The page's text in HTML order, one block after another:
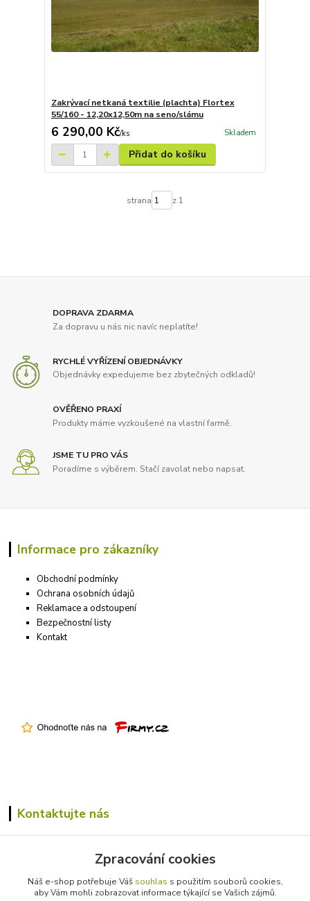
Zakrývací netkaná textilie (plachta) Flortex
55/160 - 12,20x12,50m na seno/slámu
6 290,00 Kč/ks Skladem
Přidat do košíku
strana z 1
DOPRAVA ZDARMA
Za dopravu u nás nic navíc neplatíte!
RYCHLÉ VYŘÍZENÍ OBJEDNÁVKY
Objednávky expedujeme bez zbytečných odkladů!
OVĚŘENO PRAXÍ
Produkty máme vyzkoušené na vlastní farmě.
JSME TU PRO VÁS
Poradíme s výběrem. Stačí zavolat nebo napsat.
Informace pro zákazníky
Obchodní podmínky
Ochrana osobních údajů
Reklamace a odstoupení
Bezpečnostní listy
Kontakt
Kontaktujte nás
Zpracování cookies
Náš e-shop potřebuje Váš souhlas s použitím souborů cookies,
aby Vám mohli zobrazovat informace týkající se Vašich zájmů.